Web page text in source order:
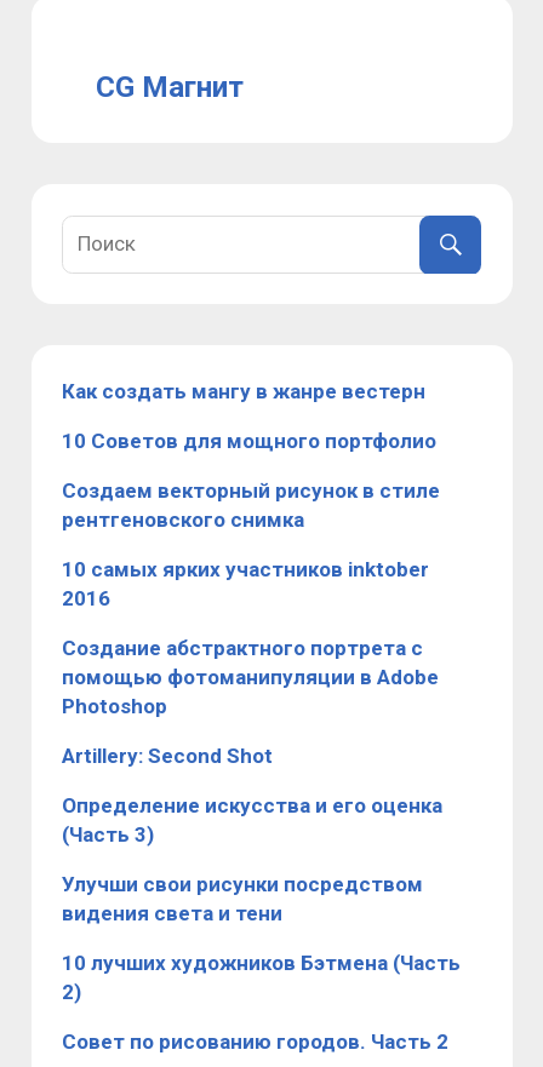
CG Магнит
Как создать мангу в жанре вестерн
10 Советов для мощного портфолио
Создаем векторный рисунок в стиле
рентгеновского снимка
10 самых ярких участников inktober
2016
Создание абстрактного портрета с
помощью фотоманипуляции в Adobe
Photoshop
Artillery: Second Shot
Определение искусства и его оценка
(Часть 3)
Улучши свои рисунки посредством
видения света и тени
10 лучших художников Бэтмена (Часть
2)
Совет по рисованию городов. Часть 2